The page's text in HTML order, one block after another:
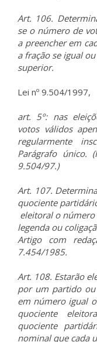
Art. 106.
se o número de
a preencher em
a fração se igual
superior.
Lei nº 9.504/1997,
art. 5º: nas
votos válidos
regularmente
Parágrafo único.
9.504/97.)
Art. 107.
quociente
eleitoral o número
legenda ou
Artigo com
7.454/1985.
Art. 108. Estarão
por um partido ou
em número igual
quociente
quociente
nominal que cada